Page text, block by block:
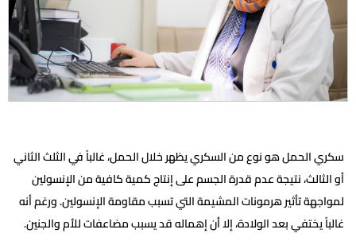
سكري الحمل هو نوع من السكري يظهر خلال الحمل، غالباً في الثلث الثاني
أو الثالث، نتيجة عدم قدرة الجسم على إنتاج كمية كافية من الإنسولين
لمواجهة تأثير هرمونات المشيمة التي تسبب مقاومة الإنسولين. ورغم أنه
غالباً يختفي بعد الولادة، إلا أن إهماله قد يسبب مضاعفات للأم والجنين.